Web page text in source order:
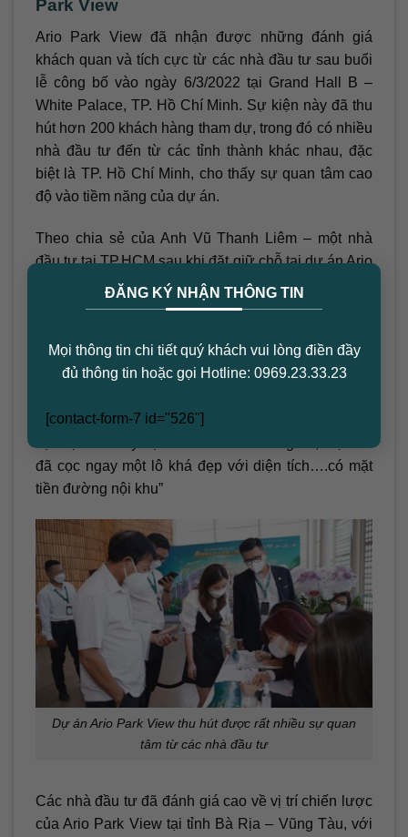
ĐĂNG KÝ NHẬN THÔNG TIN
Mọi thông tin chi tiết quý khách vui lòng điền đầy
đủ thông tin hoặc gọi Hotline: 0969.23.33.23
[contact-form-7 id="526"]
Park View
Ario Park View đã nhận được những đánh giá
khách quan và tích cực từ các nhà đầu tư sau buổi
lễ công bố vào ngày 6/3/2022 tại Grand Hall B –
White Palace, TP. Hồ Chí Minh. Sự kiện này đã thu
hút hơn 200 khách hàng tham dự, trong đó có nhiều
nhà đầu tư đến từ các tỉnh thành khác nhau, đặc
biệt là TP. Hồ Chí Minh, cho thấy sự quan tâm cao
độ vào tiềm năng của dự án.
Theo chia sẻ của Anh Vũ Thanh Liêm – một nhà
đầu tư tại TP.HCM sau khi đặt giữ chỗ tại dự án Ario
Park View, cho biết: “Từ trước đến giờ tôi thường
đầu tư đất, căn hộ ở trong thành phố, thỉnh thoảng
chuyển sang nhánh Đông Sài Gòn để tìm hiểu. Lúc
tôi biết đến đất dự án Ario thì khá thích bởi dự án
Tàu. Tuần trước tôi có đi tham quan dự án, nay đi
đã cọc ngay một lô khá đẹp với diện tích….có mặt
tiền đường nội khu”
Dự án Ario Park View thu hút được rất nhiều sự quan
tâm từ các nhà đầu tư
Các nhà đầu tư đã đánh giá cao về vị trí chiến lược
của Ario Park View tại tỉnh Bà Rịa – Vũng Tàu, với